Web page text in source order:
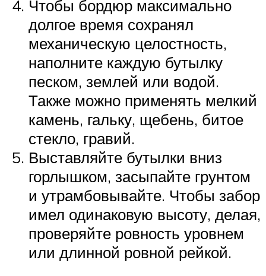
Чтобы бордюр максимально
долгое время сохранял
механическую целостность,
наполните каждую бутылку
песком, землей или водой.
Также можно применять мелкий
камень, гальку, щебень, битое
стекло, гравий.
Выставляйте бутылки вниз
горлышком, засыпайте грунтом
и утрамбовывайте. Чтобы забор
имел одинаковую высоту, делая,
проверяйте ровность уровнем
или длинной ровной рейкой.